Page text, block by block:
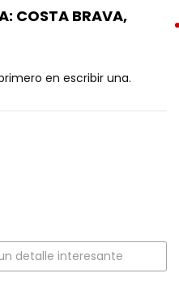
COSTA BRAVA,
en escribir una.